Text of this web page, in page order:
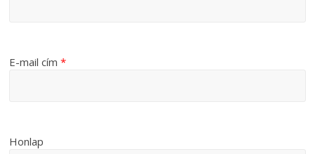
E-mail cím*
Honlap